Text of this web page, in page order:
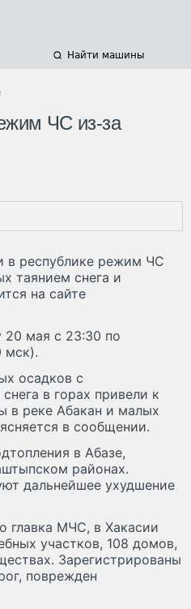
Найти машины
ЧС из-за
в республике режим ЧС
таянием снега и
на сайте
20 мая с 23:30 по
мск).
осадков с
в горах привели к
в реке Абакан и малых
в сообщении.
в Абазе,
районах.
дальнейшее ухудшение
главка МЧС, в Хакасии
участков, 108 домов,
Зарегистрированы
поврежден